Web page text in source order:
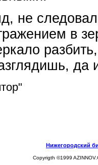
не
в
да
Нижегородский
Copyrigth ©1999